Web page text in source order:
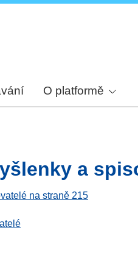
O platformě
a
na straně 215